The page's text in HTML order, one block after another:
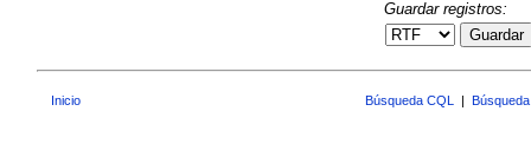
Guardar registros:
Guardar
Inicio Búsqueda CQL